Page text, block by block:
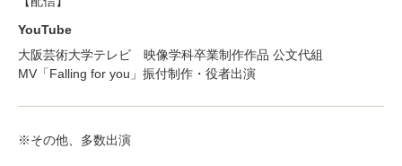
YouTube
大阪芸術大学テレビ 映像学科卒業制作作品 公文代組
MV「Falling for you」振付制作・役者出演
※その他、多数出演